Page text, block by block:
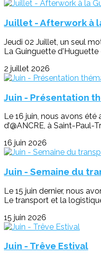
Juillet - Afterwork à
Jeudi 02 Juillet, un seul
La Guinguette d'Huguette
2 juillet 2026
Juin - Présentation
Le 16 juin, nous avons
d’@ANCRE, à Saint-Paul-
16 juin 2026
Juin - Semaine du
Le 15 juin dernier, nous
Le transport et la
15 juin 2026
Juin - Trêve Estival